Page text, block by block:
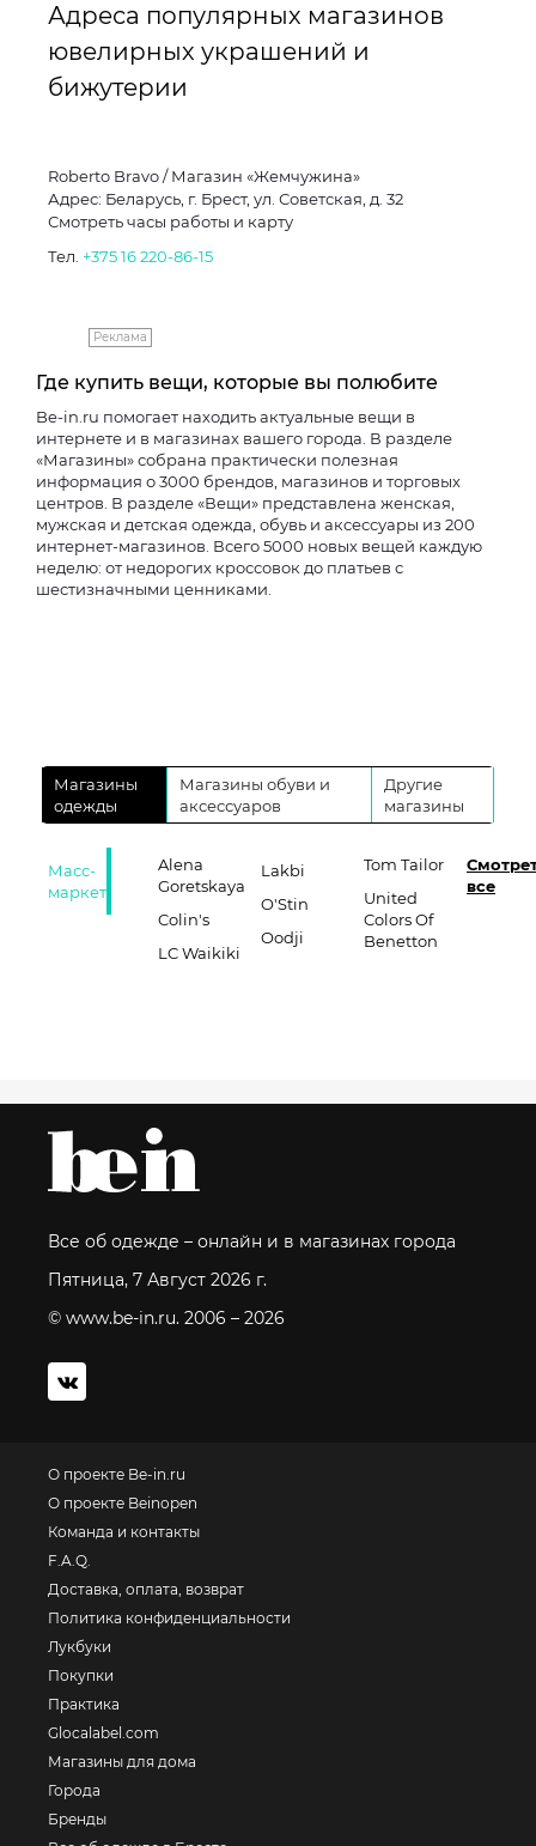
Адреса популярных магазинов
ювелирных украшений и
бижутерии
Roberto Bravo / Магазин «Жемчужина»
Адрес: Беларусь, г. Брест, ул. Советская, д. 32
Смотреть часы работы и карту
Тел. +375 16 220-86-15
Реклама
Где купить вещи, которые вы полюбите
Be-in.ru помогает находить актуальные вещи в
интернете и в магазинах вашего города. В разделе
«Магазины» собрана практически полезная
информация о 3000 брендов, магазинов и торговых
центров. В разделе «Вещи» представлена женская,
мужская и детская одежда, обувь и аксессуары из 200
интернет-магазинов. Всего 5000 новых вещей каждую
неделю: от недорогих кроссовок до платьев с
шестизначными ценниками.
Магазины
одежды
Магазины обуви и
аксессуаров
Другие
магазины
Масс-
маркет
Alena
Goretskaya
Colin's
LC Waikiki
Lakbi
O'Stin
Oodji
Tom Tailor
United
Colors Of
Benetton
все
Все об одежде – онлайн и в магазинах города
Пятница, 7 Август 2026 г.
© www.be-in.ru. 2006 – 2026
О проекте Be-in.ru
О проекте Beinopen
Команда и контакты
F.A.Q.
Доставка, оплата, возврат
Политика конфиденциальности
Лукбуки
Покупки
Практика
Glocalabel.com
Магазины для дома
Города
Бренды